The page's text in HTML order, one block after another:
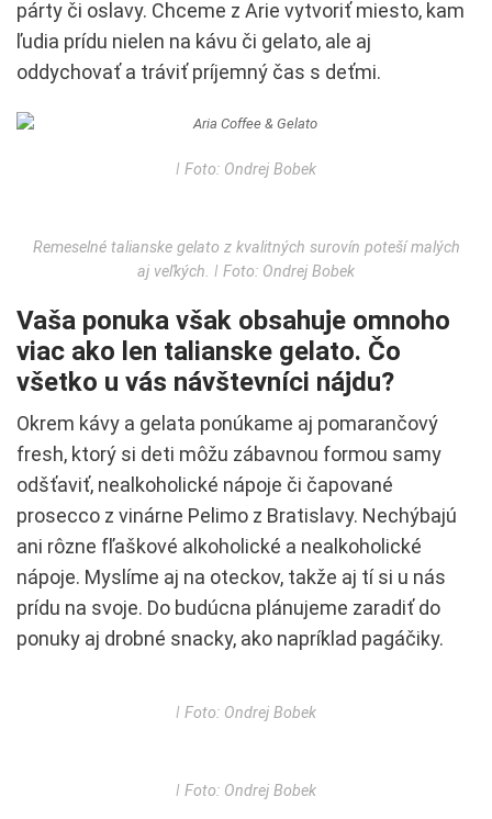
párty či oslavy. Chceme z Arie vytvoriť miesto, kam
ľudia prídu nielen na kávu či gelato, ale aj
oddychovať a tráviť príjemný čas s deťmi.
ǀ Foto: Ondrej Bobek
Remeselné talianske gelato z kvalitných surovín poteší malých
aj veľkých. ǀ Foto: Ondrej Bobek
Vaša ponuka však obsahuje omnoho
viac ako len talianske gelato. Čo
všetko u vás návštevníci nájdu?
Okrem kávy a gelata ponúkame aj pomarančový
fresh, ktorý si deti môžu zábavnou formou samy
odšťaviť, nealkoholické nápoje či čapované
prosecco z vinárne Pelimo z Bratislavy. Nechýbajú
ani rôzne fľaškové alkoholické a nealkoholické
nápoje. Myslíme aj na oteckov, takže aj tí si u nás
prídu na svoje. Do budúcna plánujeme zaradiť do
ponuky aj drobné snacky, ako napríklad pagáčiky.
ǀ Foto: Ondrej Bobek
ǀ Foto: Ondrej Bobek